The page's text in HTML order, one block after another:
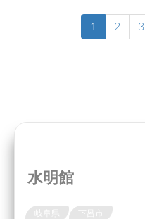
1 2 3
水明館
岐阜県 下呂市